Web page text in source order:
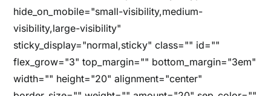
hide_on_mobile="small-visibility,medium-
visibility,large-visibility"
sticky_display="normal,sticky" class="" id=""
flex_grow="3" top_margin="" bottom_margin="3em"
width="" height="20" alignment="center"